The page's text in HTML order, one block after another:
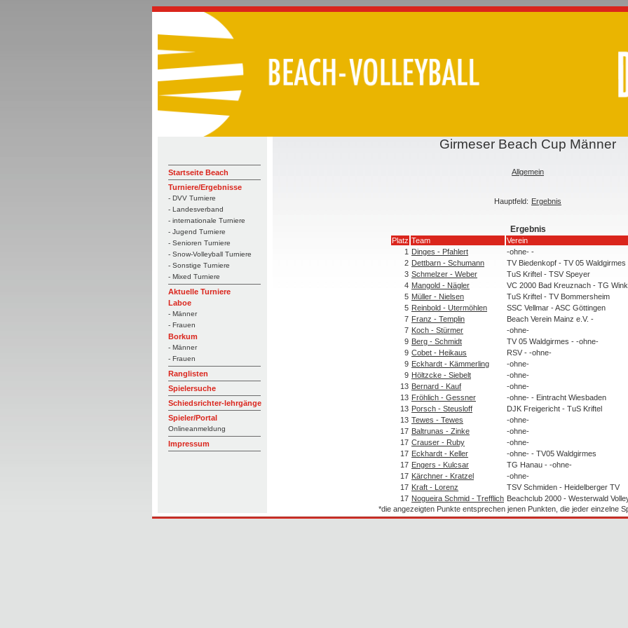
Startseite Beach
Turniere/Ergebnisse
- DVV Turniere
- Landesverband
- internationale Turniere
- Jugend Turniere
- Senioren Turniere
- Snow-Volleyball Turniere
- Sonstige Turniere
- Mixed Turniere
Aktuelle Turniere
Laboe
- Männer
- Frauen
Borkum
- Männer
- Frauen
Ranglisten
Spielersuche
Schiedsrichter-lehrgänge
Spieler/Portal
Onlineanmeldung
Impressum
Girmeser Beach Cup Männer
Allgemein
Hauptfeld: Ergebnis
Ergebnis
Platz Team Verein
1 Dinges - Pfahlert -ohne- -
2 Dettbarn - Schumann TV Biedenkopf - TV 05 Waldgirmes
3 Schmelzer - Weber TuS Kriftel - TSV Speyer
4 Mangold - Nägler VC 2000 Bad Kreuznach - TG
5 Müller - Nielsen TuS Kriftel - TV Bommersheim
5 Reinbold - Utermöhlen SSC Vellmar - ASC Göttingen
7 Franz - Templin Beach Verein Mainz e.V. -
7 Koch - Stürmer -ohne-
9 Berg - Schmidt
TV 05 Waldgirmes - -ohne-
9 Cobet - Heikaus
RSV - -ohne-
9 Eckhardt - Kämmerling
-ohne-
9 Höltzcke - Siebelt
-ohne-
13 Bernard - Kauf
-ohne-
13 Fröhlich - Gessner
-ohne- - Eintracht Wiesbaden
13 Porsch - Steusloff
DJK Freigericht - TuS Kriftel
13 Tewes - Tewes
-ohne-
17 Baltrunas - Zinke
-ohne-
17 Crauser - Ruby
-ohne-
17 Eckhardt - Keller
-ohne- - TV05 Waldgirmes
17 Engers - Kulcsar
TG Hanau - -ohne-
17 Kärchner - Kratzel
-ohne-
17 Kraft - Lorenz
TSV Schmiden - Heidelberger TV
17 Nogueira Schmid - Trefflich Beachclub 2000 - Westerwald
*die angezeigten Punkte entsprechen jenen Punkten, die jeder einzelne